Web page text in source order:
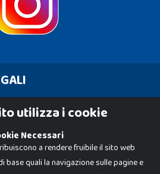
utilizza i cookie
Necessari
a rendere fruibile il sito web
base quali la navigazione sulle pagine e